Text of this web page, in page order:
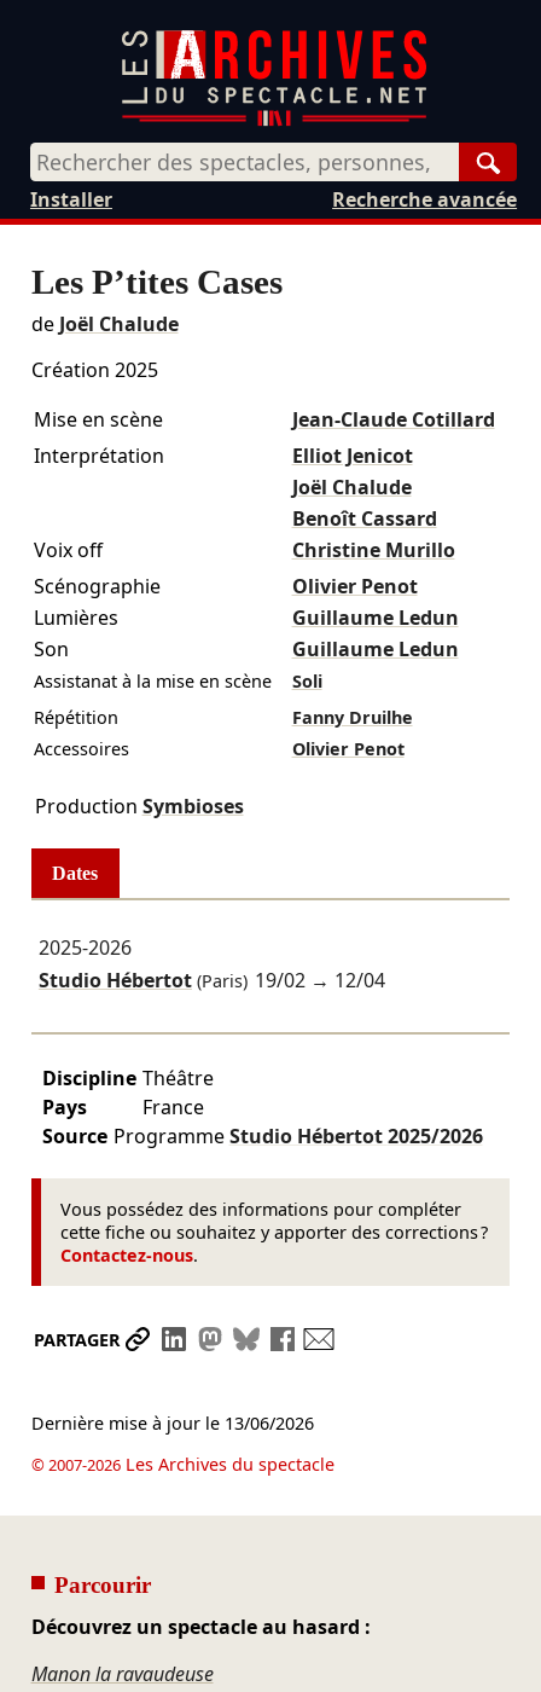
Recherche avancée
Installer
Les P’tites Cases
de Joël Chalude
Création 2025
Mise en scène
Jean-Claude Cotillard
Interprétation
Elliot Jenicot
Joël Chalude
Benoît Cassard
Voix off
Christine Murillo
Scénographie
Olivier Penot
Lumières
Guillaume Ledun
Son
Guillaume Ledun
Assistanat à la mise en scène
Soli
Répétition
Fanny Druilhe
Accessoires
Olivier Penot
Production Symbioses
Dates
2025-2026
Studio Hébertot(Paris) 19/02 → 12/04
Discipline Théâtre
Pays
France
Source ProgrammeStudio Hébertot2025/2026
Vous possédez des informations pour compléter
cette fiche ou souhaitez y apporter des corrections ?
Contactez-nous.
PARTAGER Partager le lien
Partager sur LinkedIn
Partager sur Mastodon
Partager sur Bluesky
Partager sur Facebook
Dernière mise à jour le 13/06/2026
© 2007-2026Les Archives du spectacle
Parcourir
Découvrez un spectacle au hasard :
Manon la ravaudeuse